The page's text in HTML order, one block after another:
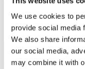
We use cookies to
provide social media
We also share
our social media,
may combine it with
autênticas completam
criar uma casa singular
oportunidades. O último.
Carvoeiroazul -